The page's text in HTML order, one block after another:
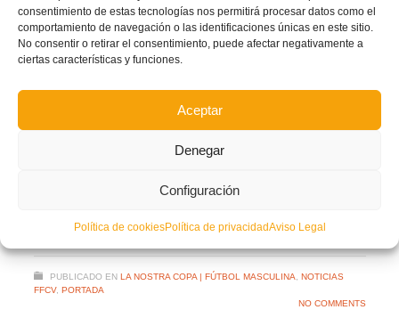
consentimiento de estas tecnologías nos permitirá procesar datos como el
comportamiento de navegación o las identificaciones únicas en este sitio.
No consentir o retirar el consentimiento, puede afectar negativamente a
ciertas características y funciones.
Aceptar
Denegar
Configuración
Política de cookiesPolítica de privacidadAviso Legal
LEER MÁS
PUBLICADO EN LA NOSTRA COPA | FÚTBOL MASCULINA, NOTICIAS
FFCV, PORTADA
NO COMMENTS